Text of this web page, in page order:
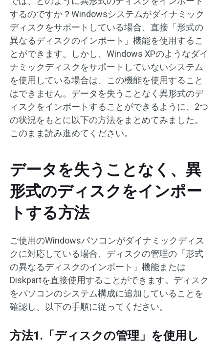
するのですか？Windowsシステムがダイナミック
ディスクをサポートしている場合、直接「形式の
異なるディスクのインポート」機能を使用するこ
とができます。しかし、Windows XPのようなダイ
ナミックディスクをサポートしていないシステム
を使用している場合は、この機能を使用すること
はできません。データを失うことなく異形式のデ
ィスクをインポートすることができるように、2つ
の状況をもとに以下の方法をまとめてみました。
このまま読み進めてください。
データを失うことなく、異
形式のディスクをインポー
トする方法
ご使用のWindowsパソコンがダイナミックディス
クに対応している場合、ディスクの管理の「形式
の異なるディスクのインポート」機能または
Diskpartを直接使用することができます。ディスク
をパソコンのシステム構成に追加していることを
確認し、以下の手順に従ってください。
方法1.「ディスクの管理」を使用し